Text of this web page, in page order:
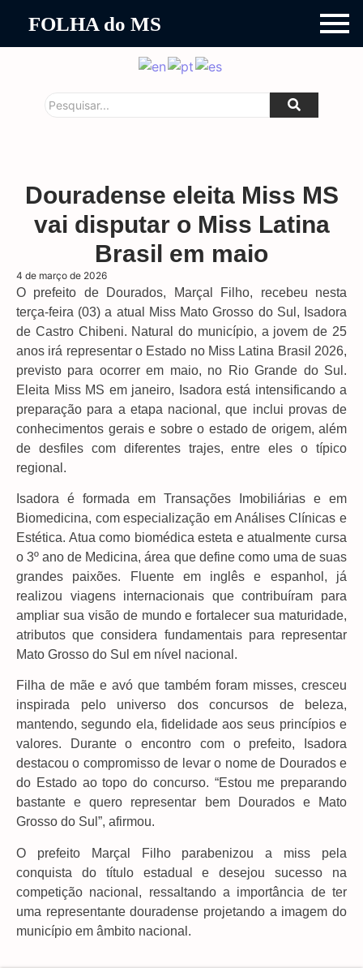
FOLHA do MS
Douradense eleita Miss MS
vai disputar o Miss Latina
Brasil em maio
4 de março de 2026
O prefeito de Dourados, Marçal Filho, recebeu nesta
terça-feira (03) a atual Miss Mato Grosso do Sul, Isadora
de Castro Chibeni. Natural do município, a jovem de 25
anos irá representar o Estado no Miss Latina Brasil 2026,
previsto para ocorrer em maio, no Rio Grande do Sul.
Eleita Miss MS em janeiro, Isadora está intensificando a
preparação para a etapa nacional, que inclui provas de
conhecimentos gerais e sobre o estado de origem, além
de desfiles com diferentes trajes, entre eles o típico
regional.
Isadora é formada em Transações Imobiliárias e em
Biomedicina, com especialização em Análises Clínicas e
Estética. Atua como biomédica esteta e atualmente cursa
o 3º ano de Medicina, área que define como uma de suas
grandes paixões. Fluente em inglês e espanhol, já
realizou viagens internacionais que contribuíram para
ampliar sua visão de mundo e fortalecer sua maturidade,
atributos que considera fundamentais para representar
Mato Grosso do Sul em nível nacional.
Filha de mãe e avó que também foram misses, cresceu
inspirada pelo universo dos concursos de beleza,
mantendo, segundo ela, fidelidade aos seus princípios e
valores. Durante o encontro com o prefeito, Isadora
destacou o compromisso de levar o nome de Dourados e
do Estado ao topo do concurso. “Estou me preparando
bastante e quero representar bem Dourados e Mato
Grosso do Sul”, afirmou.
O prefeito Marçal Filho parabenizou a miss pela
conquista do título estadual e desejou sucesso na
competição nacional, ressaltando a importância de ter
uma representante douradense projetando a imagem do
município em âmbito nacional.